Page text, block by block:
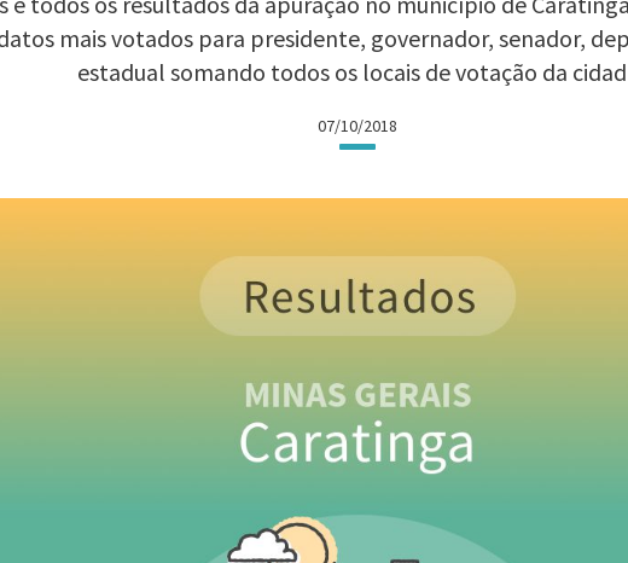
mais votados para presidente, governador, senador,
estadual somando todos os locais de votação da
07/10/2018